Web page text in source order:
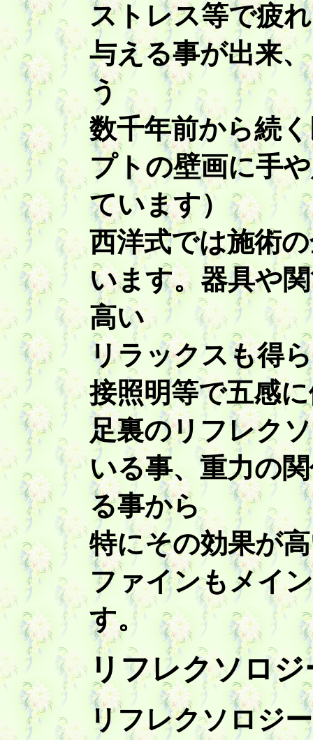
ストレス等で疲
与える事が出来
う
数千年前から続
プトの壁画に手
ています）
西洋式では施術
います。器具や
高い
リラックスも得
接照明等で五感
足裏のリフレク
いる事、重力の
る事から
特にその効果が
ファインもメイ
す。
リフレクソロ
リフレクソロジ